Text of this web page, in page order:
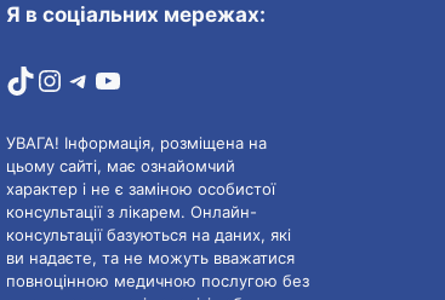
Я в соціальних мережах:
TikTok
Instagram
Telegram
YouTube
УВАГА! Інформація, розміщена на
цьому сайті, має ознайомчий
характер і не є заміною особистої
консультації з лікарем. Онлайн-
консультації базуються на даних, які
ви надаєте, та не можуть вважатися
повноцінною медичною послугою без